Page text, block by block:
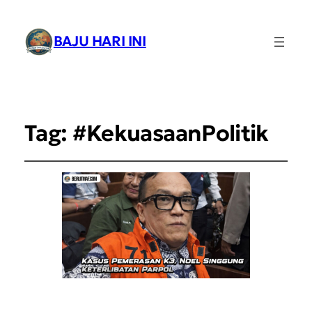
BAJU HARI INI
Tag: #KekuasaanPolitik